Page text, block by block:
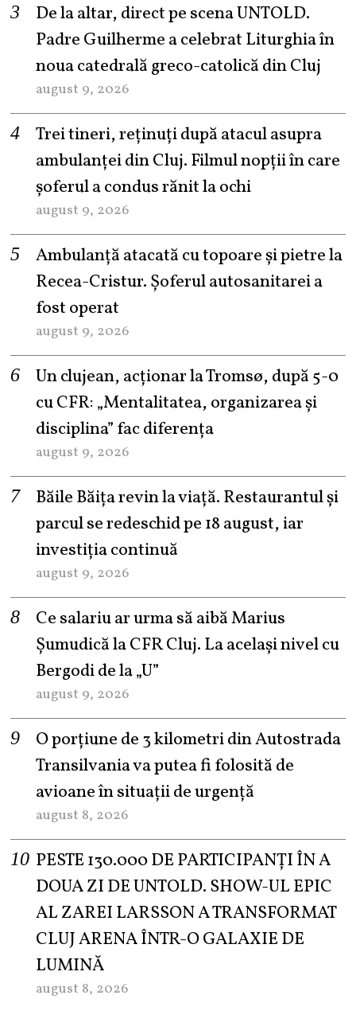
De la altar, direct pe scena UNTOLD.
Padre Guilherme a celebrat Liturghia în
noua catedrală greco-catolică din Cluj
august 9, 2026
Trei tineri, reținuți după atacul asupra
ambulanței din Cluj. Filmul nopții în care
șoferul a condus rănit la ochi
august 9, 2026
Ambulanță atacată cu topoare și pietre la
Recea-Cristur. Șoferul autosanitarei a
fost operat
august 9, 2026
Un clujean, acționar la Tromsø, după 5-0
cu CFR: „Mentalitatea, organizarea și
disciplina” fac diferența
august 9, 2026
Băile Băița revin la viață. Restaurantul și
parcul se redeschid pe 18 august, iar
investiția continuă
august 9, 2026
Ce salariu ar urma să aibă Marius
Șumudică la CFR Cluj. La același nivel cu
Bergodi de la „U”
august 9, 2026
O porțiune de 3 kilometri din Autostrada
Transilvania va putea fi folosită de
avioane în situații de urgență
august 8, 2026
PESTE 130.000 DE PARTICIPANȚI ÎN A
DOUA ZI DE UNTOLD. SHOW-UL EPIC
AL ZAREI LARSSON A TRANSFORMAT
CLUJ ARENA ÎNTR-O GALAXIE DE
LUMINĂ
august 8, 2026